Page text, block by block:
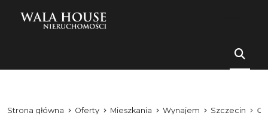
Strona główna Oferty Mieszkania Wynajem Szczecin